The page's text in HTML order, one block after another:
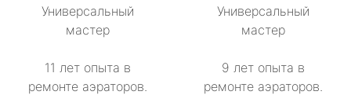
Универсальный
мастер
11 лет опыта в
ремонте аэраторов.
Универсальный
мастер
9 лет опыта в
ремонте аэраторов.